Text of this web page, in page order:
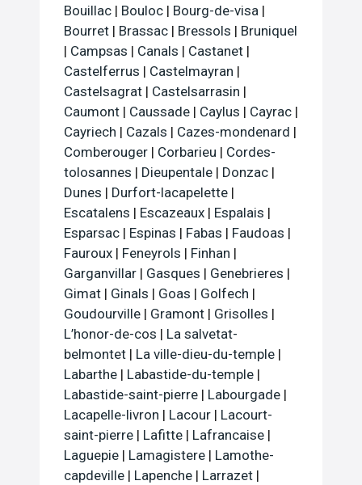
Bouillac | Bouloc | Bourg-de-visa |
Bourret | Brassac | Bressols | Bruniquel
| Campsas | Canals | Castanet |
Castelferrus | Castelmayran |
Castelsagrat | Castelsarrasin |
Caumont | Caussade | Caylus | Cayrac |
Cayriech | Cazals | Cazes-mondenard |
Comberouger | Corbarieu | Cordes-
tolosannes | Dieupentale | Donzac |
Dunes | Durfort-lacapelette |
Escatalens | Escazeaux | Espalais |
Esparsac | Espinas | Fabas | Faudoas |
Fauroux | Feneyrols | Finhan |
Garganvillar | Gasques | Genebrieres |
Gimat | Ginals | Goas | Golfech |
Goudourville | Gramont | Grisolles |
L’honor-de-cos | La salvetat-
belmontet | La ville-dieu-du-temple |
Labarthe | Labastide-du-temple |
Labastide-saint-pierre | Labourgade |
Lacapelle-livron | Lacour | Lacourt-
saint-pierre | Lafitte | Lafrancaise |
Laguepie | Lamagistere | Lamothe-
capdeville | Lapenche | Larrazet |